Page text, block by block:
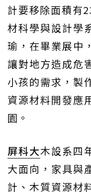
計要移除面積有
材科學與設計學
瑜，在畢業展中
讓對地方造成危
小孩的需求，製
資源材料開發應
園。
屏科大木設系四
大面向，家具與
計、木質資源材